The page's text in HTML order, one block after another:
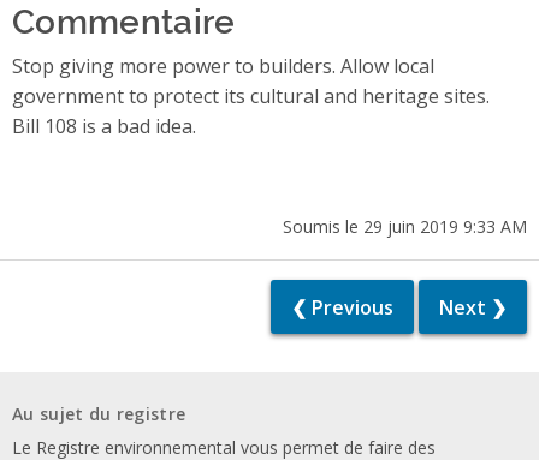
Commentaire
Stop giving more power to builders. Allow local
government to protect its cultural and heritage sites.
Bill 108 is a bad idea.
Soumis le 29 juin 2019 9:33 AM
❮ Previous Next ❯
Au sujet du registre
Le Registre environnemental vous permet de faire des